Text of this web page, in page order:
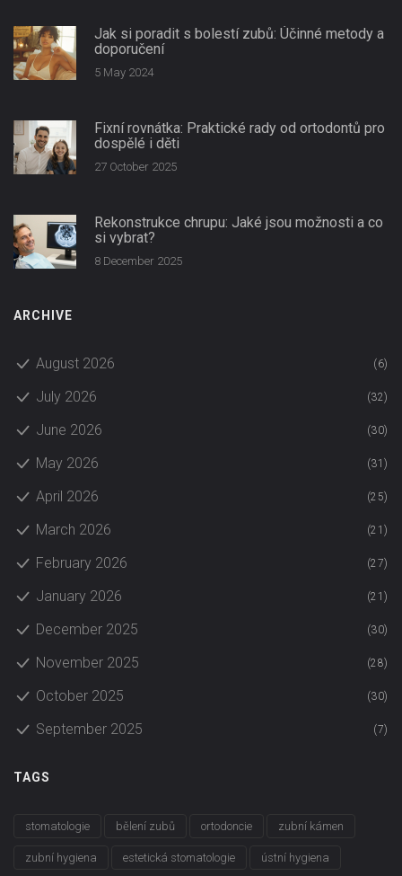
Jak si poradit s bolestí zubů: Účinné metody a
doporučení
5 May 2024
Fixní rovnátka: Praktické rady od ortodontů pro
dospělé i děti
27 October 2025
Rekonstrukce chrupu: Jaké jsou možnosti a co
si vybrat?
8 December 2025
ARCHIVE
August 2026 (6)
July 2026 (32)
June 2026 (30)
May 2026 (31)
April 2026 (25)
March 2026 (21)
February 2026 (27)
January 2026 (21)
December 2025 (30)
November 2025 (28)
October 2025 (30)
September 2025 (7)
TAGS
stomatologie bělení zubů ortodoncie zubní kámen
zubní hygiena estetická stomatologie ústní hygiena